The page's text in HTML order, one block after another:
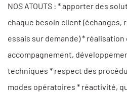
NOS ATOUTS : * apporter des
chaque besoin client (échanges,
essais sur demande) *
accompagnement,
techniques * respect des
modes opératoires * réactivité,